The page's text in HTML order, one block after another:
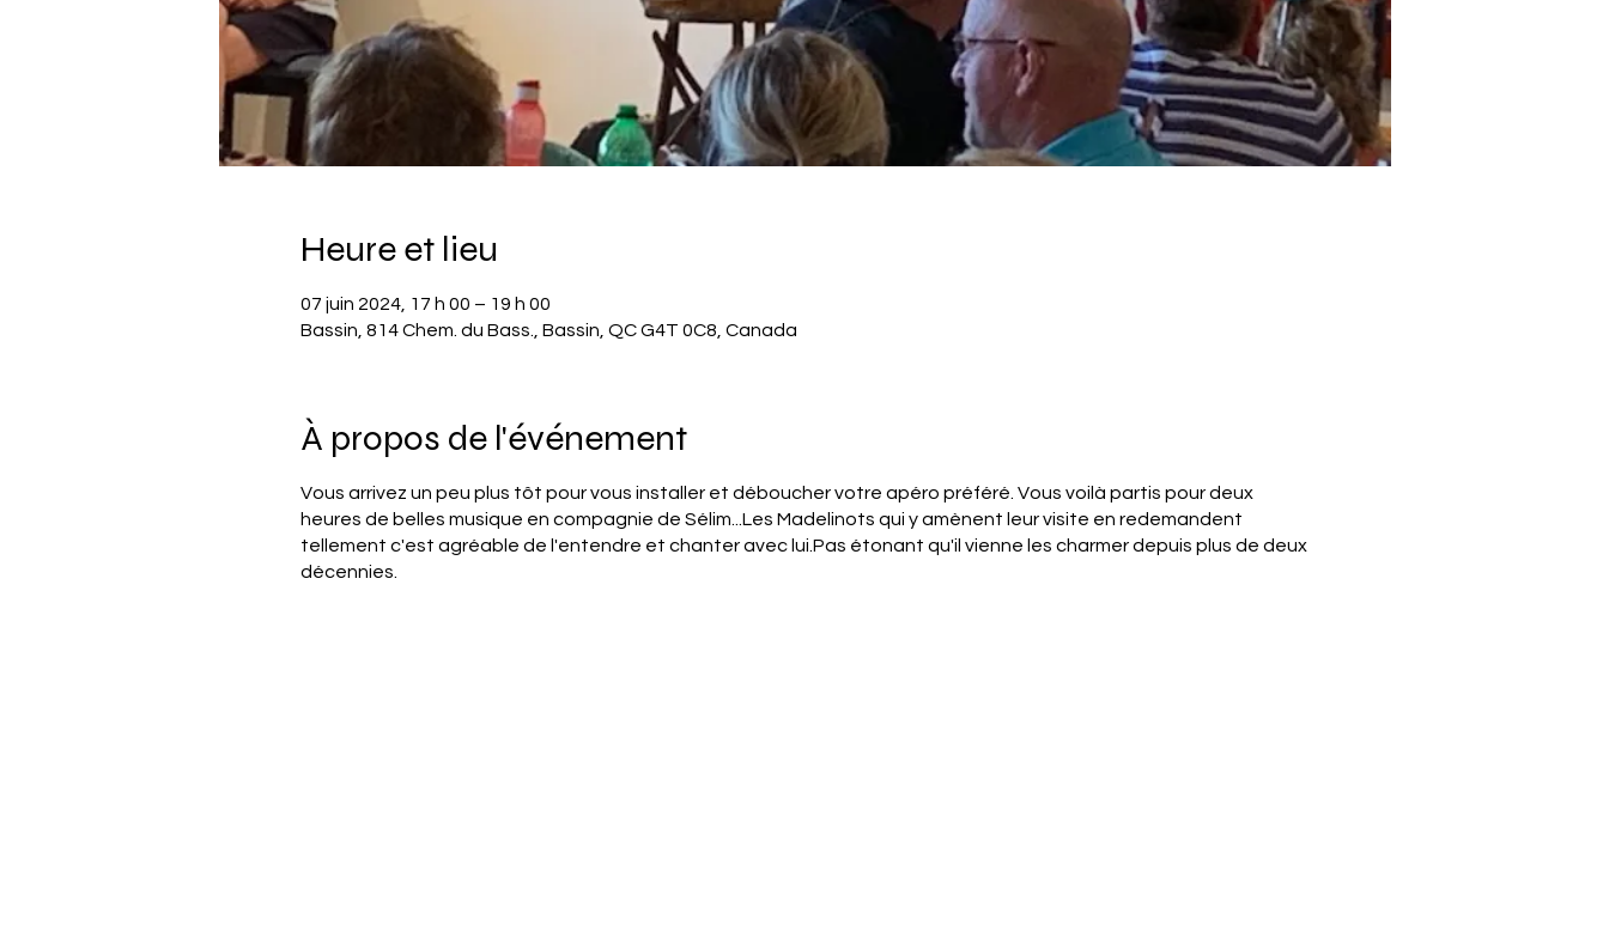
Heure et lieu
07 juin 2024, 17 h 00 – 19 h 00
Bassin, 814 Chem. du Bass., Bassin, QC G4T 0C8, Canada
À propos de l'événement
Vous arrivez un peu plus tôt pour vous installer et déboucher votre apéro préféré. Vous voilà partis pour deux
heures de belles musique en compagnie de Sélim...Les Madelinots qui y amènent leur visite en redemandent
tellement c'est agréable de l'entendre et chanter avec lui.Pas étonant qu'il vienne les charmer depuis plus de deux
décennies.